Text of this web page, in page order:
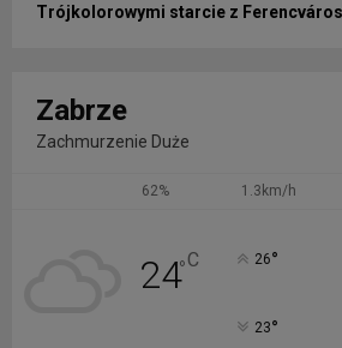
Trójkolorowymi starcie z
Zabrze
Zachmurzenie Duże
62% 1.3km/h
24°C 26°
23°